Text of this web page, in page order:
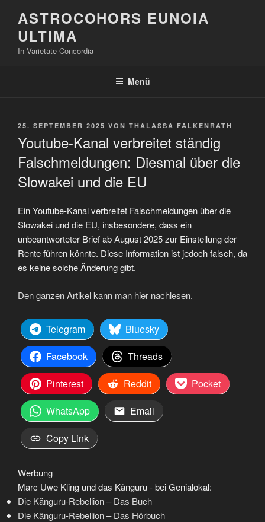
Inhalt
springen
ASTROCOHORS EUNOIA
ULTIMA
In Varietate Concordia
Menü
VERÖFFENTLICHT
25. SEPTEMBER 2025 VON THALASSA FALKENRATH
Youtube-Kanal verbreitet ständig
Falschmeldungen: Diesmal über die
Slowakei und die EU
Ein Youtube-Kanal verbreitet Falschmeldungen über die
Slowakei und die EU, insbesondere, dass ein
unbeantworteter Brief ab August 2025 zur Einstellung der
Rente führen könnte. Diese Information ist jedoch falsch, da
es keine solche Änderung gibt.
Den ganzen Artikel kann man hier nachlesen.
Telegram
Bluesky
Facebook
Threads
Pinterest
Reddit
Pocket
WhatsApp
Email
Copy Link
Werbung
Marc Uwe Kling und das Känguru - bei Genialokal:
Die Känguru-Rebellion – Das Buch
Die Känguru-Rebellion – Das Hörbuch